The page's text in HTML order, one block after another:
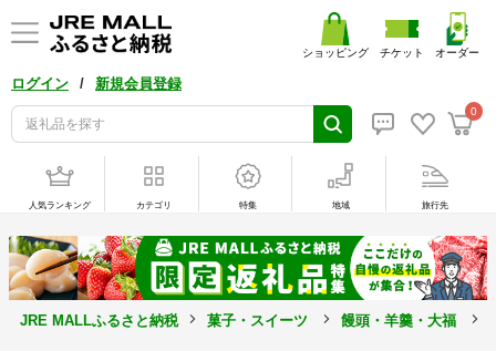
ログイン / 新規会員登録
0
ショッピング チケット オーダー
人気ランキング カテゴリ 特集 地域 旅行先
JRE MALLふるさと納税 菓子・スイーツ 饅頭・羊羹・大福